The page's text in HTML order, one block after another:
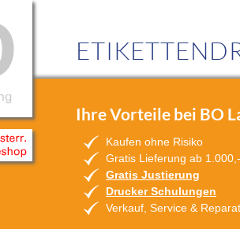
Ihre Vorteile bei BO
Kaufen ohne Risiko
Gratis Lieferung ab
Gratis Justierung
Drucker Schulungen
Verkauf, Service &